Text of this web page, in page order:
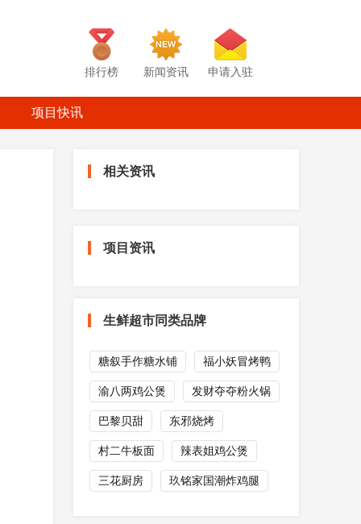
排行榜 新闻资讯 申请入驻
项目快讯
相关资讯
项目资讯
生鲜超市同类品牌
糖叙手作糖水铺 福小妖冒烤鸭
渝八两鸡公煲 发财夺夺粉火锅
巴黎贝甜 东邪烧烤
村二牛板面 辣表姐鸡公煲
三花厨房 玖铭家国潮炸鸡腿